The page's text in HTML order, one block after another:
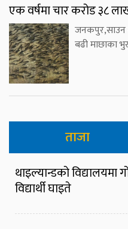
एक वर्षमा चार करोड ३८
जनकपुर,साउन
बढी माछाका
ताजा
थाइल्यान्डको विद्यालयमा
विद्यार्थी घाइते